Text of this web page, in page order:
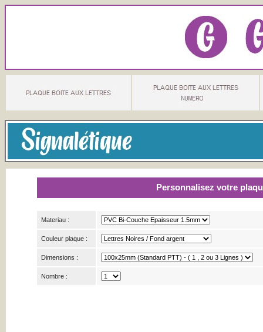
Personnalisez votre
Materiau :
Couleur plaque :
Dimensions :
Nombre :